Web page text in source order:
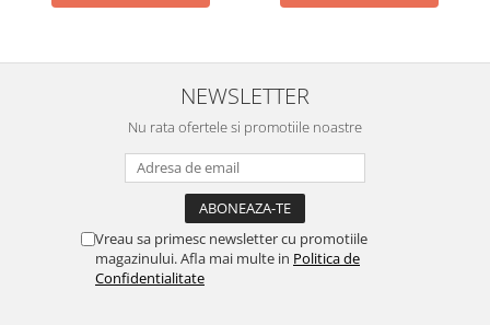
NEWSLETTER
Nu rata ofertele si promotiile noastre
Vreau sa primesc newsletter cu promotiile
magazinului. Afla mai multe in Politica de
Confidentialitate